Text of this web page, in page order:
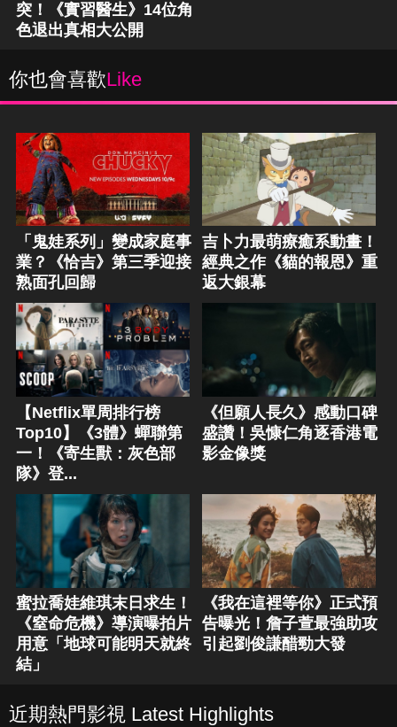
突！《實習醫生》14位角
色退出真相大公開
你也會喜歡Like
「鬼娃系列」變成家庭事
業？《恰吉》第三季迎接
熟面孔回歸
吉卜力最萌療癒系動畫！
經典之作《貓的報恩》重
返大銀幕
【Netflix單周排行榜
Top10】《3體》蟬聯第
一！《寄生獸：灰色部
隊》登...
《但願人長久》感動口碑
盛讚！吳慷仁角逐香港電
影金像獎
蜜拉喬娃維琪末日求生！
《窒命危機》導演曝拍片
用意「地球可能明天就終
結」
《我在這裡等你》正式預
告曝光！詹子萱最強助攻
引起劉俊謙醋勁大發
近期熱門影視 Latest Highlights